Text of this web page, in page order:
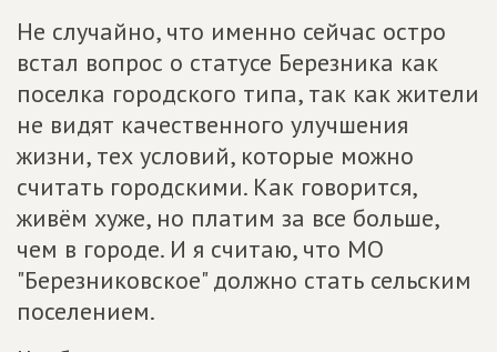
Не случайно, что именно сейчас остро
встал вопрос о статусе Березника как
поселка городского типа, так как жители
не видят качественного улучшения
жизни, тех условий, которые можно
считать городскими. Как говорится,
живём хуже, но платим за все больше,
чем в городе. И я считаю, что МО
"Березниковское" должно стать сельским
поселением.